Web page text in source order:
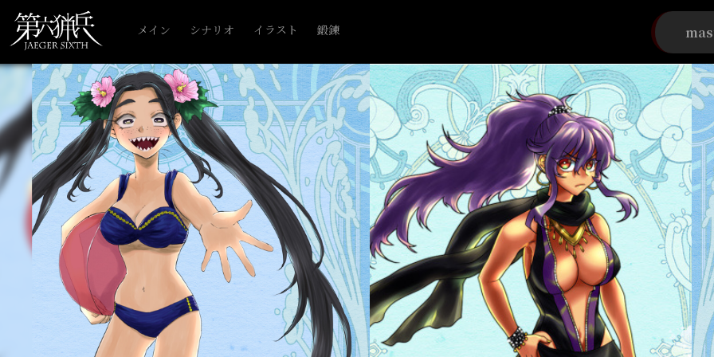
メイン シナリオ イラスト 鍛錬